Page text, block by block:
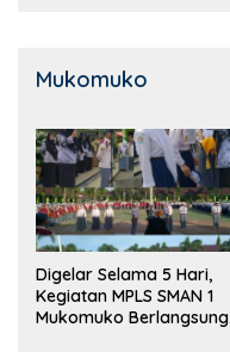
Mukomuko
Digelar Selama 5 Hari,
Kegiatan MPLS SMAN 1
Mukomuko Berlangsung